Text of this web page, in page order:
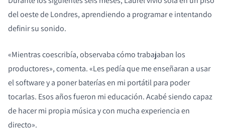
del oeste de Londres, aprendiendo a programar e intentando
definir su sonido.
«Mientras coescribía, observaba cómo trabajaban los
productores», comenta. «Les pedía que me enseñaran a usar
el software y a poner baterías en mi portátil para poder
tocarlas. Esos años fueron mi educación. Acabé siendo capaz
de hacer mi propia música y con mucha experiencia en
directo».